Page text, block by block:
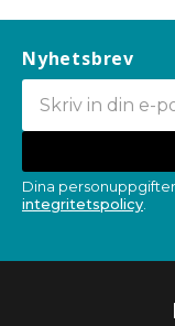
Nyhetsbrev
Dina
integritetspolicy.